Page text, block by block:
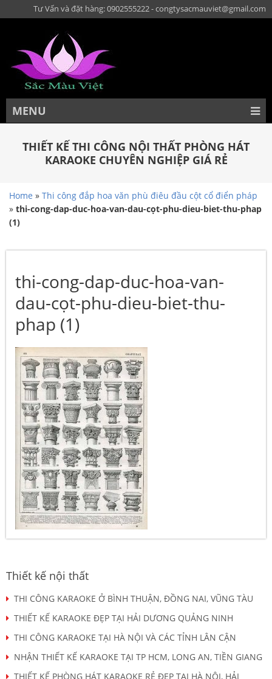
Tư Vấn và đặt hàng: 0902555222 - congtysacmauviet@gmail.com
MENU
THIẾT KẾ THI CÔNG NỘI THẤT PHÒNG HÁT
KARAOKE CHUYÊN NGHIỆP GIÁ RẺ
Home » Thi công đắp hoa văn phù điêu đầu cột cổ điển pháp
» thi-cong-dap-duc-hoa-van-dau-cọt-phu-dieu-biet-thu-phap
(1)
thi-cong-dap-duc-hoa-van-
dau-cọt-phu-dieu-biet-thu-
phap (1)
Thiết kế nội thất
THI CÔNG KARAOKE Ở BÌNH THUẬN, ĐỒNG NAI, VŨNG TÀU
THIẾT KẾ KARAOKE ĐẸP TẠI HẢI DƯƠNG QUẢNG NINH
THI CÔNG KARAOKE TẠI HÀ NỘI VÀ CÁC TỈNH LÂN CẬN
NHẬN THIẾT KẾ KARAOKE TẠI TP HCM, LONG AN, TIỀN GIANG
THIẾT KẾ PHÒNG HÁT KARAOKE RẺ ĐẸP TẠI HÀ NỘI, HẢI